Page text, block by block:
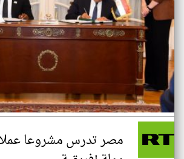
مصر تدرس مشروعا